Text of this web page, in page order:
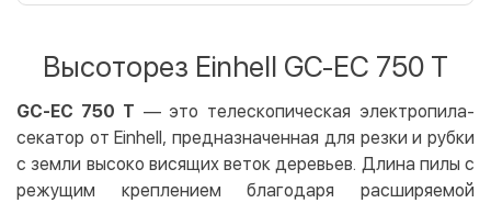
LiqPay
Apple Pay
Google Pay
Бесплатно
Высоторез Einhell GC-EC 750 T
GC-EC 750 T — это телескопическая электропила-
секатор от Einhell, предназначенная для резки и рубки
с земли высоко висящих веток деревьев. Длина пилы с
режущим креплением благодаря расширяемой